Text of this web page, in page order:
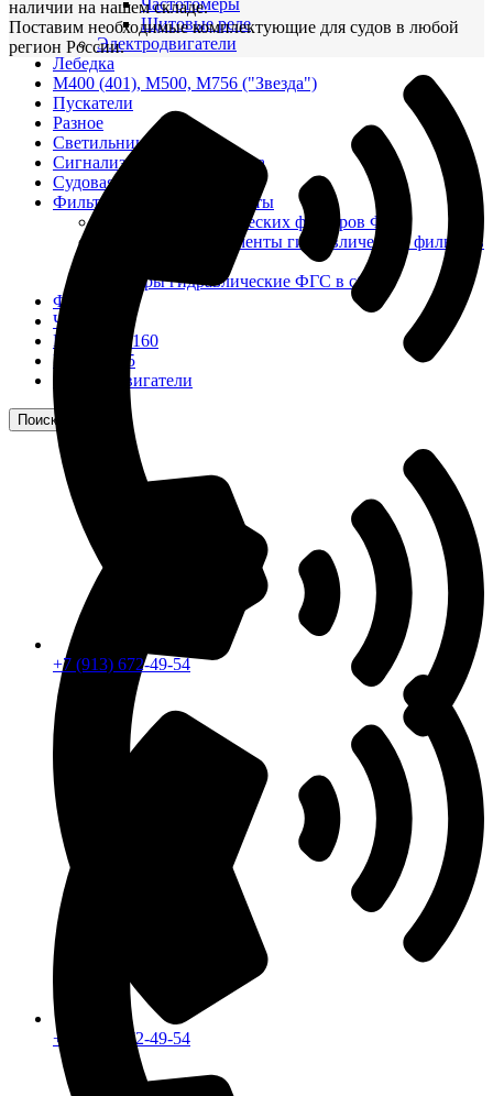
Частотомеры
Щитовые реле
Электродвигатели
Лебедка
М400 (401), М500, М756 ("Звезда")
Пускатели
Разное
Светильники судовые
Сигнализация и автоматика
Судовая запорная арматура
Фильтры и фильтроэлементы
Корпусы гидравлических фильтров ФГС
Фильтрующие элементы гидравлических фильтров
Фильтры гидравлические ФГС в сборе
Фонари
ЧН 25/34
Шкода 6S-160
Шкода-275
Электродвигатели
Поиск
+7 (913) 672-49-54
наличии на нашем складе.
Поставим необходимые комплектующие для судов в любой
регион России.
+7 (913) 672-49-54